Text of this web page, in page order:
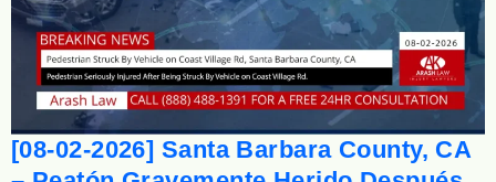
[08-02-2026] Santa Barbara County, CA